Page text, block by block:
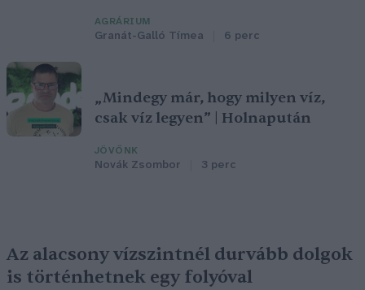
AGRÁRIUM
Granát-Galló Tímea 6 perc
„Mindegy már, hogy milyen víz,
csak víz legyen” | Holnapután
JÖVŐNK
Novák Zsombor 3 perc
Az alacsony vízszintnél durvább dolgok
is történhetnek egy folyóval